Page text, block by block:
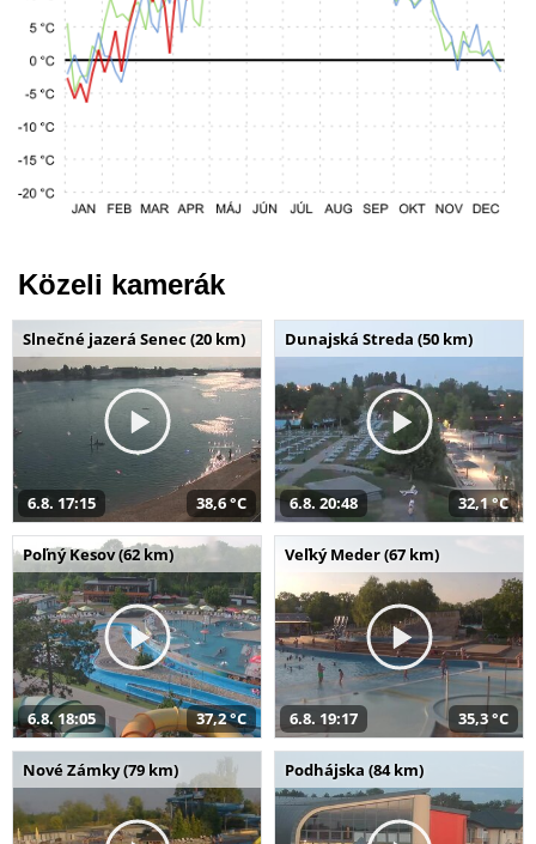
Közeli kamerák
Slnečné jazerá Senec (20 km)
6.8. 17:15 38,6 °C
Dunajská Streda (50 km)
6.8. 20:48 32,1 °C
Poľný Kesov (62 km)
6.8. 18:05 37,2 °C
Veľký Meder (67 km)
6.8. 19:17 35,3 °C
Nové Zámky (79 km) Podhájska (84 km)